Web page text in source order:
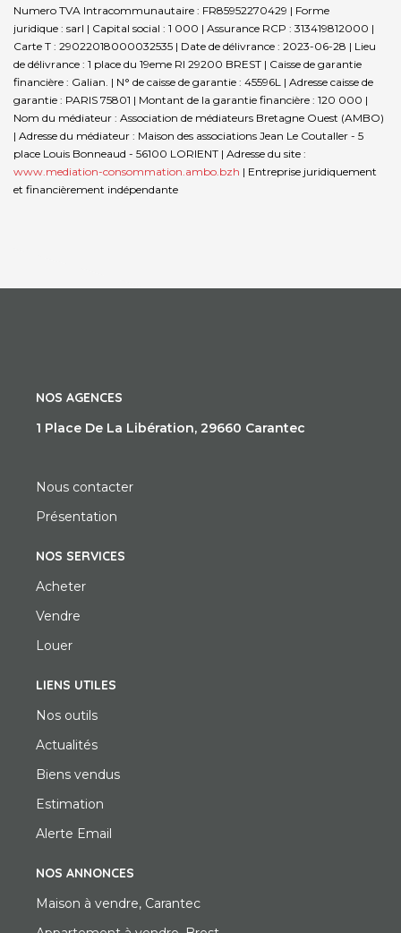
Numero TVA Intracommunautaire : FR85952270429 | Forme
juridique : sarl | Capital social : 1 000 | Assurance RCP : 313419812000 |
Carte T : 29022018000032535 | Date de délivrance : 2023-06-28 | Lieu
de délivrance : 1 place du 19eme RI 29200 BREST | Caisse de garantie
financière : Galian. | N° de caisse de garantie : 45596L | Adresse caisse de
garantie : PARIS 75801 | Montant de la garantie financière : 120 000 |
Nom du médiateur : Association de médiateurs Bretagne Ouest (AMBO)
| Adresse du médiateur : Maison des associations Jean Le Coutaller - 5
place Louis Bonneaud - 56100 LORIENT | Adresse du site :
www.mediation-consommation.ambo.bzh | Entreprise juridiquement
et financièrement indépendante
NOS AGENCES
1 Place De La Libération, 29660 Carantec
Nous contacter
Présentation
NOS SERVICES
Acheter
Vendre
Louer
LIENS UTILES
Nos outils
Actualités
Biens vendus
Estimation
Alerte Email
NOS ANNONCES
Maison à vendre, Carantec